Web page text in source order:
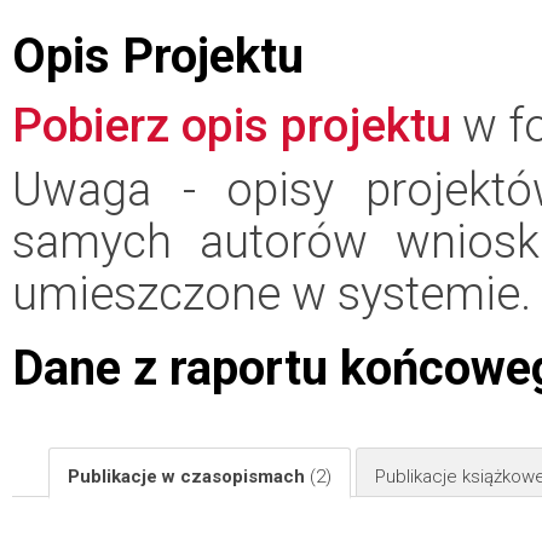
Opis Projektu
Pobierz opis projektu w
Uwaga - opisy
samych autorów
umieszczone w systemie.
Dane z raportu
Publikacje w czasopismach (2) Publikacje